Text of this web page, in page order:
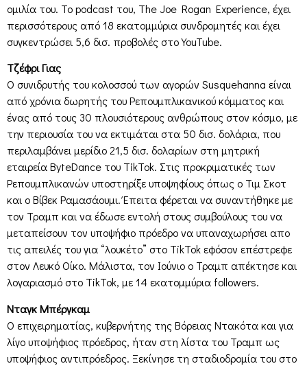
ομιλία του. Το podcast του, The Joe Rogan Experience, έχει
περισσότερους από 18 εκατομμύρια συνδρομητές και έχει
συγκεντρώσει 5,6 δισ. προβολές στο YouTube.
Τζέφρι Γιας
Ο συνιδρυτής του κολοσσού των αγορών Susquehanna είναι
από χρόνια δωρητής του Ρεπουμπλικανικού κόμματος και
ένας από τους 30 πλουσιότερους ανθρώπους στον κόσμο, με
την περιουσία του να εκτιμάται στα 50 δισ. δολάρια, που
περιλαμβάνει μερίδιο 21,5 δισ. δολαρίων στη μητρική
εταιρεία ByteDance του TikTok. Στις προκριματικές των
Ρεπουμπλικανών υποστηρίξε υποψηφίους όπως ο Τιμ Σκοτ
και ο Βίβεκ Ραμασάουμι. Έπειτα φέρεται να συναντήθηκε με
τον Τραμπ και να έδωσε εντολή στους συμβούλους του να
μεταπείσουν τον υποψήφιο πρόεδρο να υπαναχωρήσει απο
τις απειλές του για “λουκέτο” στο TikTok εφόσον επέστρεφε
στον Λευκό Οίκο. Μάλιστα, τον Ιούνιο ο Τραμπ απέκτησε και
λογαριασμό στο TikTok, με 14 εκατομμύρια followers.
Νταγκ Μπέργκαμ
Ο επιχειρηματίας, κυβερνήτης της Βόρειας Ντακότα και για
λίγο υποψήφιος πρόεδρος, ήταν στη λίστα του Τραμπ ως
υποψήφιος αντιπρόεδρος. Ξεκίνησε τη σταδιοδρομία του στο